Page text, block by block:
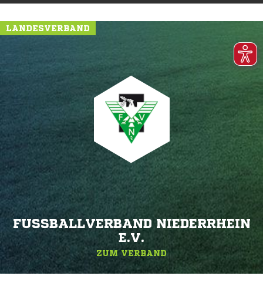
LANDESVERBAND
FUSSBALLVERBAND NIEDERRHEIN E
.V.
ZUM VERBAND